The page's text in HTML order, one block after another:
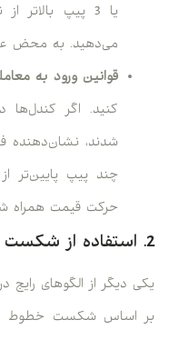
می‌دهید. به محض
قوانین ورود به
شدند،
حرکت قیمت همراه
2. استفاده از شکست خط روند
یکی دیگر از الگوهای رایج